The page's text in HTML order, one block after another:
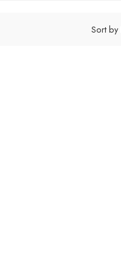
Sort by